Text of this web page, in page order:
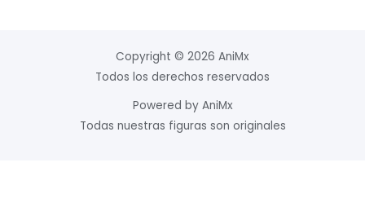
Copyright © 2026 AniMx
Todos los derechos reservados
Powered by AniMx
Todas nuestras figuras son originales